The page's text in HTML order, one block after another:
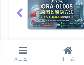
【Oracle】ORA-01036の原
illegal variable name/
メニュー ホーム